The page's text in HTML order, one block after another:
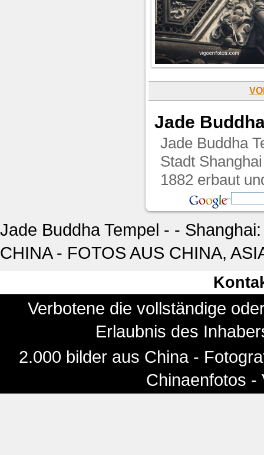
Jade
Jade Buddha
Stadt
1882 erbaut
Jade Buddha Tempel - -
CHINA - FOTOS AUS CHINA,
Verbotene die vollständige
Erlaubnis des
2.000 bilder aus China -
Chinaenfotos -